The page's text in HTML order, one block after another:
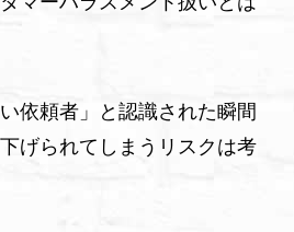
依頼者」と認識された瞬間
げられてしまうリスクは考